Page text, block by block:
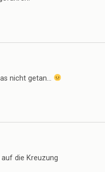
nicht getan…
die Kreuzung